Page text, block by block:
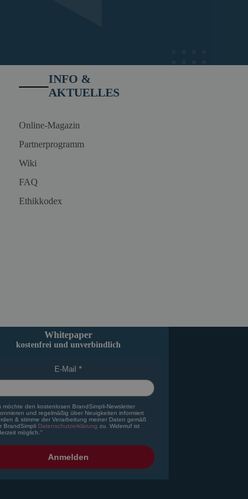
INFO &
AKTUELLES
Online-Magazin
Partnerprogramm
Wiki
FAQ
Ethikkodex
Whitepaper
kostenfrei und unverbindlich
E-Mail
möchte den kostenlosen BrandSimpli-Newsletter
und regelmäßig über Neuigkeiten informiert
& stimme der Verarbeitung meiner Daten gemäß
BrandSimpli Datenschutzerklärung zu. Widerruf ist
möglich."
Anmelden